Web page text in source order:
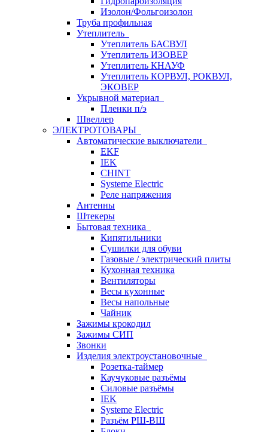
Изолон/Фольгоизолон
Труба профильная
Утеплитель
Утеплитель БАСВУЛ
Утеплитель ИЗОВЕР
Утеплитель КНАУФ
Утеплитель КОРВУЛ, РОКВУЛ,
ЭКОВЕР
Укрывной материал
Пленки п/э
Швеллер
ЭЛЕКТРОТОВАРЫ
Автоматические выключатели
EKF
IEK
CHINT
Systeme Electric
Реле напряжения
Антенны
Штекеры
Бытовая техника
Кипятильники
Сушилки для обуви
Газовые / электрический плиты
Кухонная техника
Вентиляторы
Весы кухонные
Весы напольные
Чайник
Зажимы крокодил
Зажимы СИП
Звонки
Изделия электроустановочные
Розетка-таймер
Каучуковые разъёмы
Силовые разъёмы
IEK
Systeme Electric
Разъём РШ-ВШ